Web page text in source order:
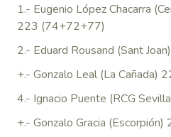
1.- Eugenio López Chacarra
223 (74+72+77)
2.- Eduard Rousand (Sant
+.- Gonzalo Leal (La Cañada)
4.- Ignacio Puente (RCG
+.- Gonzalo Gracia